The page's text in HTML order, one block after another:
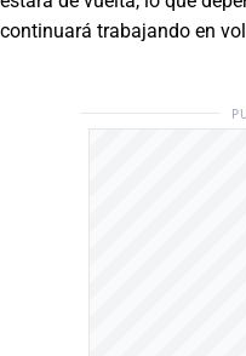
continuará trabajando en